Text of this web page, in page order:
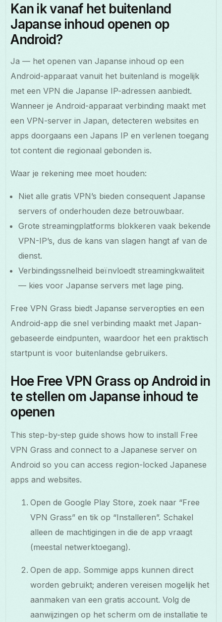
Kan ik vanaf het buitenland
Japanse inhoud openen op
Android?
Ja — het openen van Japanse inhoud op een
Android-apparaat vanuit het buitenland is mogelijk
met een VPN die Japanse IP-adressen aanbiedt.
Wanneer je Android-apparaat verbinding maakt met
een VPN-server in Japan, detecteren websites en
apps doorgaans een Japans IP en verlenen toegang
tot content die regionaal gebonden is.
Waar je rekening mee moet houden:
Niet alle gratis VPN’s bieden consequent Japanse
servers of onderhouden deze betrouwbaar.
Grote streamingplatforms blokkeren vaak bekende
VPN-IP’s, dus de kans van slagen hangt af van de
dienst.
Verbindingssnelheid beïnvloedt streamingkwaliteit
— kies voor Japanse servers met lage ping.
Free VPN Grass biedt Japanse serveropties en een
Android-app die snel verbinding maakt met Japan-
gebaseerde eindpunten, waardoor het een praktisch
startpunt is voor buitenlandse gebruikers.
Hoe Free VPN Grass op Android in
te stellen om Japanse inhoud te
openen
This step-by-step guide shows how to install Free
VPN Grass and connect to a Japanese server on
Android so you can access region-locked Japanese
apps and websites.
Open de Google Play Store, zoek naar “Free
VPN Grass” en tik op “Installeren”. Schakel
alleen de machtigingen in die de app vraagt
(meestal netwerktoegang).
Open de app. Sommige apps kunnen direct
worden gebruikt; anderen vereisen mogelijk het
aanmaken van een gratis account. Volg de
aanwijzingen op het scherm om de installatie te